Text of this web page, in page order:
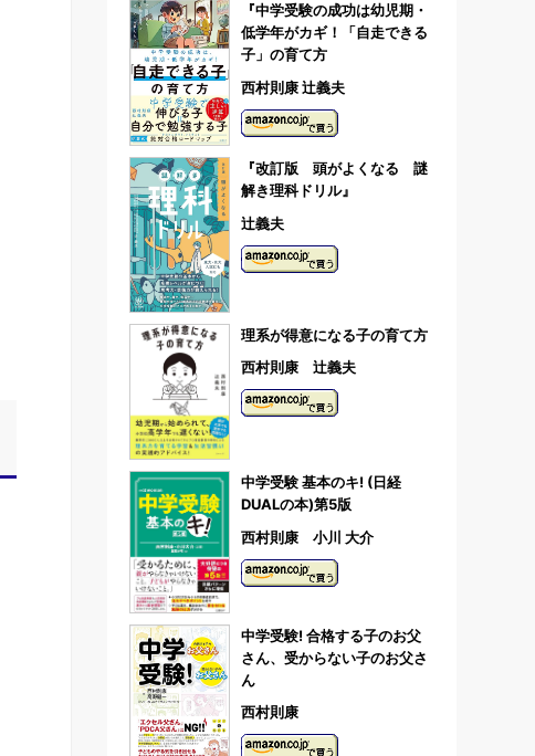
『中学受験の成功は幼児期・
低学年がカギ！「自走できる
子」の育て方
西村則康 辻義夫
『改訂版 頭がよくなる 謎
解き理科ドリル』
辻義夫
理系が得意になる子の育て方
西村則康 辻義夫
中学受験 基本のキ! (日経
DUALの本)第5版
西村則康 小川 大介
中学受験! 合格する子のお父
さん、受からない子のお父さ
ん
西村則康